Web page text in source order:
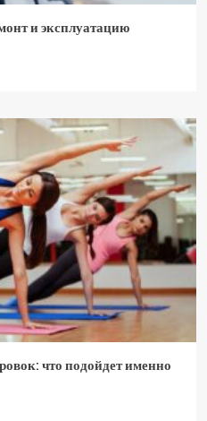
и эксплуатацию
что подойдет именно